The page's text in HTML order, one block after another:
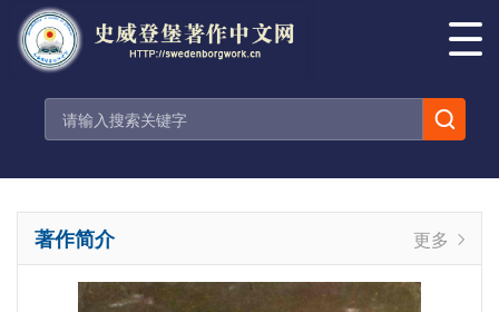
著作简介 更多